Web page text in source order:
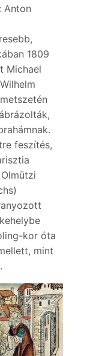
Anton
1809
Michael
feszítés,
kor óta
mint